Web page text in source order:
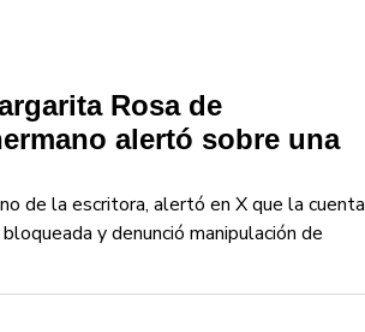
Rosa de
alertó sobre una
de la escritora, alertó en X que la cuenta
y denunció manipulación de